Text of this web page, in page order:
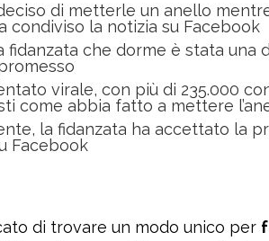
di metterle un anello
condiviso la notizia su Facebook
fidanzata che dorme è stata una
virale, con più di 235.000
come abbia fatto a mettere
la fidanzata ha accettato la
Facebook
di trovare un modo unico per